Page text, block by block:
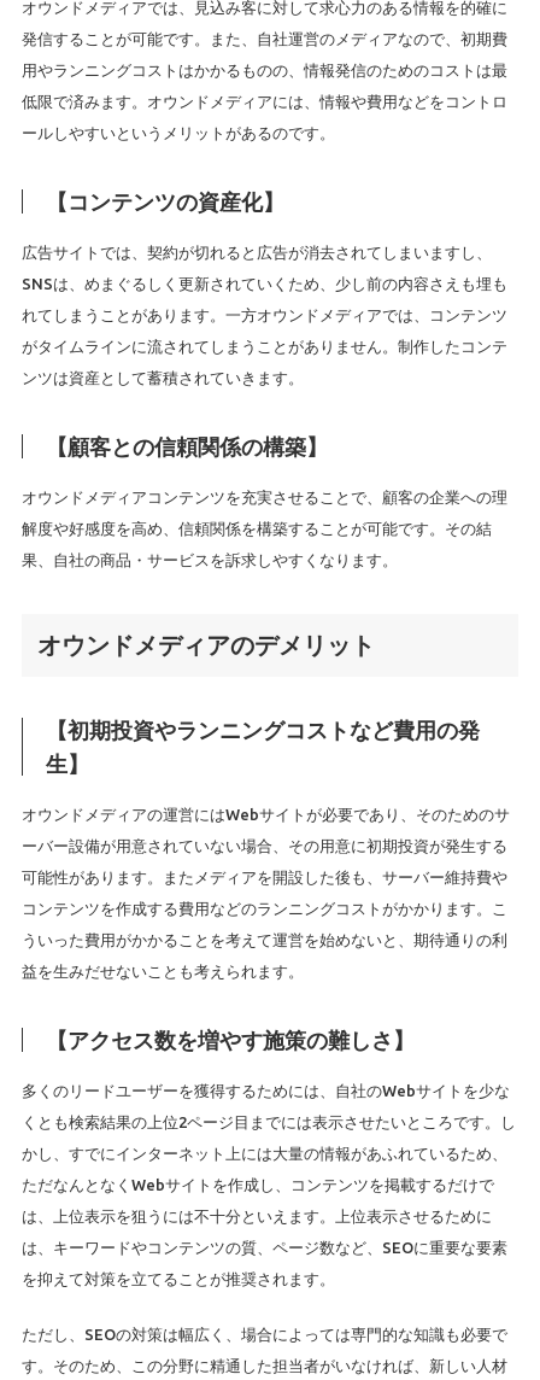
オウンドメディアでは、見込み客に対して求心力のある情報を的確に
発信することが可能です。また、自社運営のメディアなので、初期費
用やランニングコストはかかるものの、情報発信のためのコストは最
低限で済みます。オウンドメディアには、情報や費用などをコントロ
ールしやすいというメリットがあるのです。
【コンテンツの資産化】
広告サイトでは、契約が切れると広告が消去されてしまいますし、
SNSは、めまぐるしく更新されていくため、少し前の内容さえも埋も
れてしまうことがあります。一方オウンドメディアでは、コンテンツ
がタイムラインに流されてしまうことがありません。制作したコンテ
ンツは資産として蓄積されていきます。
【顧客との信頼関係の構築】
オウンドメディアコンテンツを充実させることで、顧客の企業への理
解度や好感度を高め、信頼関係を構築することが可能です。その結
果、自社の商品・サービスを訴求しやすくなります。
オウンドメディアのデメリット
【初期投資やランニングコストなど費用の発
生】
オウンドメディアの運営にはWebサイトが必要であり、そのためのサ
ーバー設備が用意されていない場合、その用意に初期投資が発生する
可能性があります。またメディアを開設した後も、サーバー維持費や
コンテンツを作成する費用などのランニングコストがかかります。こ
ういった費用がかかることを考えて運営を始めないと、期待通りの利
益を生みだせないことも考えられます。
【アクセス数を増やす施策の難しさ】
多くのリードユーザーを獲得するためには、自社のWebサイトを少な
くとも検索結果の上位2ページ目までには表示させたいところです。し
かし、すでにインターネット上には大量の情報があふれているため、
ただなんとなくWebサイトを作成し、コンテンツを掲載するだけで
は、上位表示を狙うには不十分といえます。上位表示させるために
は、キーワードやコンテンツの質、ページ数など、SEOに重要な要素
を抑えて対策を立てることが推奨されます。
ただし、SEOの対策は幅広く、場合によっては専門的な知識も必要で
す。そのため、この分野に精通した担当者がいなければ、新しい人材